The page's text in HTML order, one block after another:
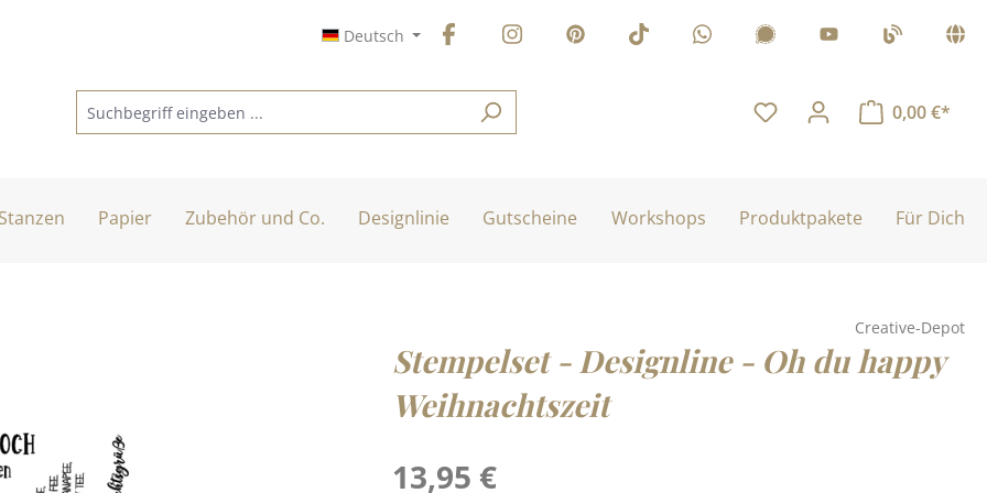
Deutsch
0,00 €*
Stanzen Papier Zubehör und Co. Designlinie Gutscheine Workshops Produktpakete Für Dich
Creative-Depot
Stempelset - Designline - Oh du happy
Weihnachtszeit
Regulärer Preis:
13,95 €